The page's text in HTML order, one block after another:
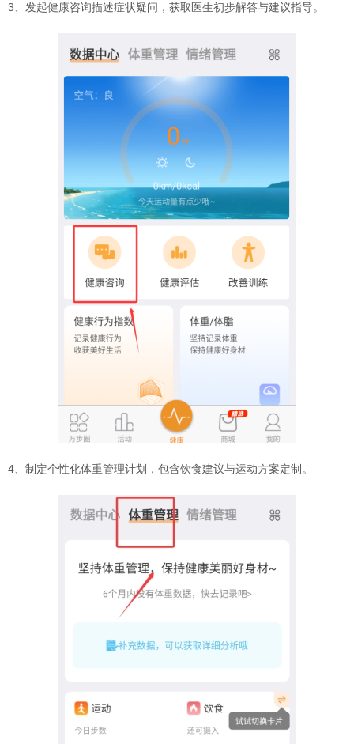
3、发起健康咨询描述症状疑问，获取医生初步解答与建议指导。
4、制定个性化体重管理计划，包含饮食建议与运动方案定制。